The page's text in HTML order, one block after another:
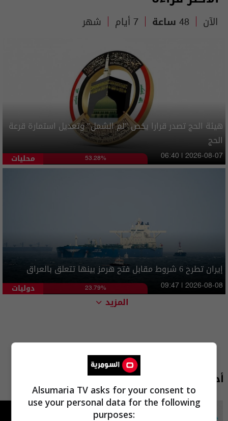
الآن 48 ساعة 7 أيام شهر
هيئة الحج تصدر قرارا يخص "لم الشمل" وتعديل استمارة قرعة
الحج
محليات 53.28% 06:40 | 2026-08-07
إيران تطرح 6 شروط مقابل فتح هرمز بينها تتعلق بالعراق
دوليات 23.79% 09:47 | 2026-08-08
المزيد
أحدث الحلقات
Alsumaria TV asks for your consent to
use your personal data for the following
purposes: